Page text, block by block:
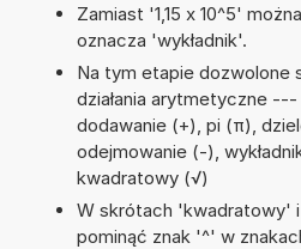
Zamiast '1,15 x 10^5'
oznacza 'wykładnik'.
Na tym etapie dozwolone
działania arytmetyczne ---
dodawanie (+), pi (π),
odejmowanie (-),
kwadratowy (√)
W skrótach 'kwadratowy'
pominąć znak '^' w